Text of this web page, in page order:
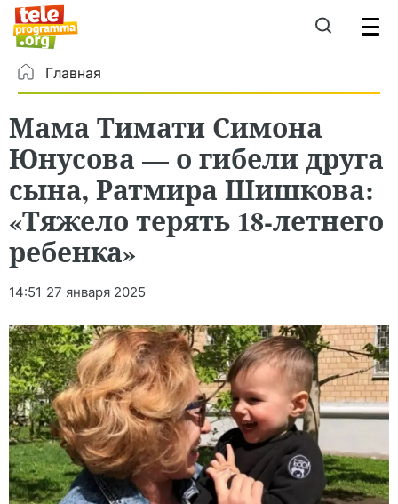
Главная
Мама Тимати Симона
Юнусова — о гибели друга
сына, Ратмира Шишкова:
«Тяжело терять 18-летнего
ребенка»
14:51 27 января 2025